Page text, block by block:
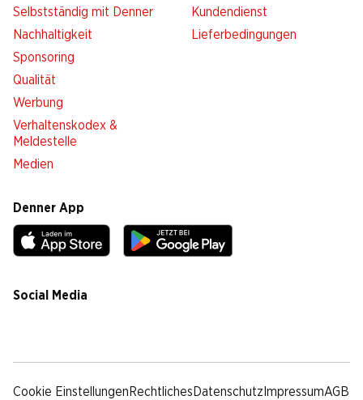
Selbstständig mit Denner
Nachhaltigkeit
Sponsoring
Qualität
Werbung
Verhaltenskodex &
Meldestelle
Medien
Kundendienst
Lieferbedingungen
Denner App
Social Media
Cookie Einstellungen Rechtliches Datenschutz ImpressumAGB